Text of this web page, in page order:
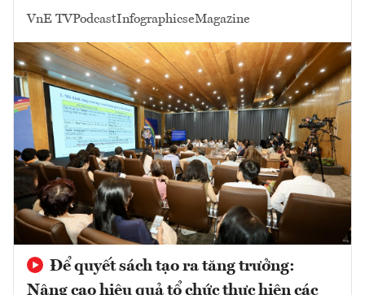
VnE TVPodcastInfographicseMagazine
Để quyết sách tạo ra tăng trưởng:
Nâng cao hiệu quả tổ chức thực hiện các